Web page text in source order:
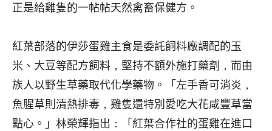
正是給雞隻的一帖帖天然禽畜保健方。
紅葉部落的伊莎蛋雞主食是委託飼料廠調配的玉
米、大豆等配方飼料，堅持不額外施打藥劑，而由
族人以野生草藥取代化學藥物。「左手香可消炎，
魚腥草則清熱排毒，雞隻還特別愛吃大花咸豐草當
點心。」林榮輝指出：「紅葉合作社的蛋雞在進口